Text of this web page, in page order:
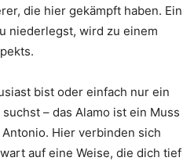
die hier gekämpft haben. Ein
niederlegst, wird zu einem
bist oder einfach nur ein
– das Alamo ist ein Muss
Hier verbinden sich
auf eine Weise, die dich tief